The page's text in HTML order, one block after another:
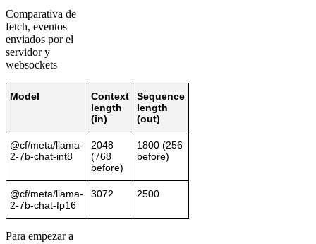
Comparativa de
fetch, eventos
enviados por el
servidor y
websockets
Model
Context
length
(in)
Sequence
length
(out)
@cf/meta/llama-
2-7b-chat-int8
2048
(768
before)
1800 (256
before)
@cf/meta/llama-
2-7b-chat-fp16
3072 2500
Para empezar a